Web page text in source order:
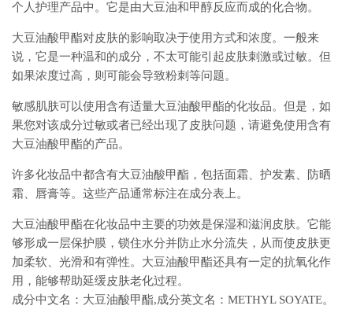
个人护理产品中。它是由大豆油和甲醇反应而成的化合物。
大豆油酸甲酯对皮肤的影响取决于使用方式和浓度。一般来
说，它是一种温和的成分，不太可能引起皮肤刺激或过敏。但
如果浓度过高，则可能会导致粉刺等问题。
敏感肌肤可以使用含有适量大豆油酸甲酯的化妆品。但是，如
果您对该成分过敏或者已经出现了皮肤问题，请避免使用含有
大豆油酸甲酯的产品。
许多化妆品中都含有大豆油酸甲酯，包括面霜、护发素、防晒
霜、唇膏等。这些产品通常标注在成分表上。
大豆油酸甲酯在化妆品中主要的功效是保湿和滋润皮肤。它能
够形成一层保护膜，锁住水分并防止水分流失，从而使皮肤更
加柔软、光滑和有弹性。大豆油酸甲酯还具有一定的抗氧化作
用，能够帮助延缓皮肤老化过程。
成分中文名：大豆油酸甲酯,成分英文名：METHYL SOYATE。